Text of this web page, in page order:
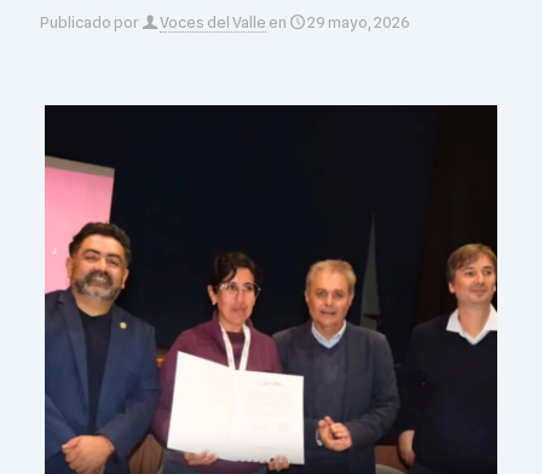
Publicado por Voces del Valle en 29 mayo, 2026